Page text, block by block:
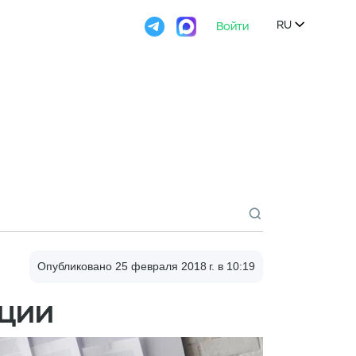
Попробовать RU 

Опубликовано 25 февраля 2018 г., 10:19